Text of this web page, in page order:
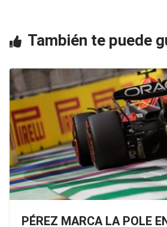
También te puede
PÉREZ MARCA LA POLE